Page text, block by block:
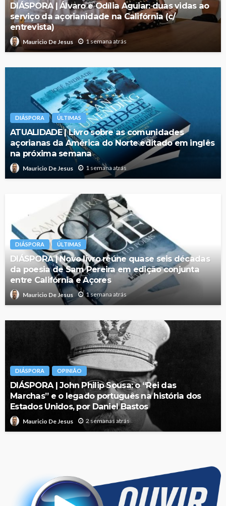
DIÁSPORA | Álvaro e Odília Aguiar: duas vidas ao
serviço da açorianidade na Califórnia (c/
entrevista)
Mauricio De Jesus 1 semana atrás
DIÁSPORA ÚLTIMAS
ATUALIDADE | Livro sobre as comunidades
açorianas da América do Norte editado em inglês
na próxima semana
Mauricio De Jesus 1 semana atrás
DIÁSPORA ÚLTIMAS
DIÁSPORA | Novo livro reúne quase seis décadas
da poesia de Sam Pereira em edição conjunta
entre Califórnia e Açores
Mauricio De Jesus 1 semana atrás
DIÁSPORA OPINIÃO
DIÁSPORA | John Philip Sousa: o “Rei das
Marchas” e o legado português na história dos
Estados Unidos, por Daniel Bastos
Mauricio De Jesus 2 semanas atrás